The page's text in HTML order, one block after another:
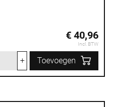
€ 40,96
Incl. BTW
+ Toevoegen